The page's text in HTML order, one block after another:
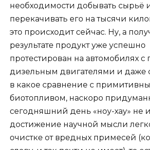
необходимости добывать сырьё
перекачивать его на тысячи
это происходит сейчас. Ну, а
результате продукт уже успешно
протестирован на автомобилях с
дизельным двигателями и даже
в какое сравнение с
биотопливом, наскоро
сегодняшний день «ноу-хау» не
достижение научной мысли
очистке от вредных примесей